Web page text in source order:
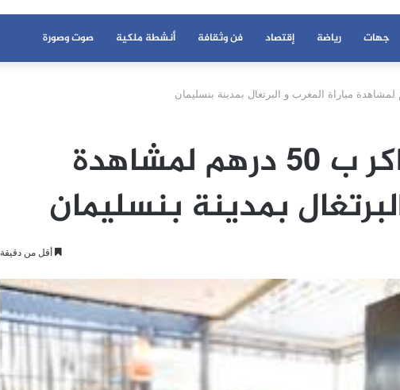
جهات رياضة إقتصاد فن وثقافة أنشطة ملكية صوت وصورة
مقاهي تصدر تذاكر ب 50 درهم لمشاهدة
بمدينة بنسليمان
أقل من دقيقة